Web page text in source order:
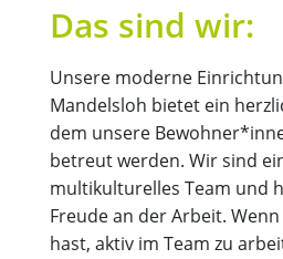
Das sind wir:
Unsere moderne
Mandelsloh bietet ein
dem unsere
betreut werden. Wir sind
multikulturelles Team und
Freude an der Arbeit.
hast, aktiv im Team zu